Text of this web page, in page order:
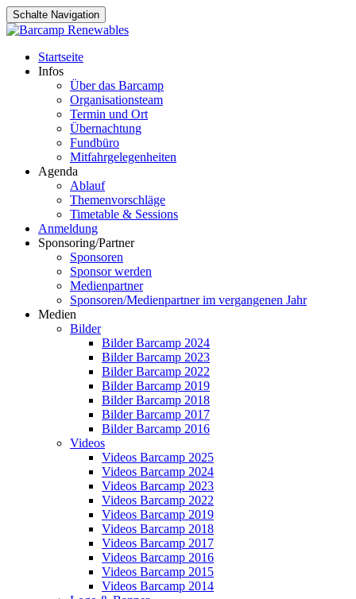
Schalte Navigation
Zum
Inhalt
Startseite
Infos
Über das Barcamp
Organisationsteam
Termin und Ort
Übernachtung
Fundbüro
Mitfahrgelegenheiten
Agenda
Ablauf
Themenvorschläge
Timetable & Sessions
Anmeldung
Sponsoring/Partner
Sponsoren
Sponsor werden
Medienpartner
Sponsoren/Medienpartner im vergangenen Jahr
Medien
Bilder
Bilder Barcamp 2024
Bilder Barcamp 2023
Bilder Barcamp 2022
Bilder Barcamp 2019
Bilder Barcamp 2018
Bilder Barcamp 2017
Bilder Barcamp 2016
Videos
Videos Barcamp 2025
Videos Barcamp 2024
Videos Barcamp 2023
Videos Barcamp 2022
Videos Barcamp 2019
Videos Barcamp 2018
Videos Barcamp 2017
Videos Barcamp 2016
Videos Barcamp 2015
Videos Barcamp 2014